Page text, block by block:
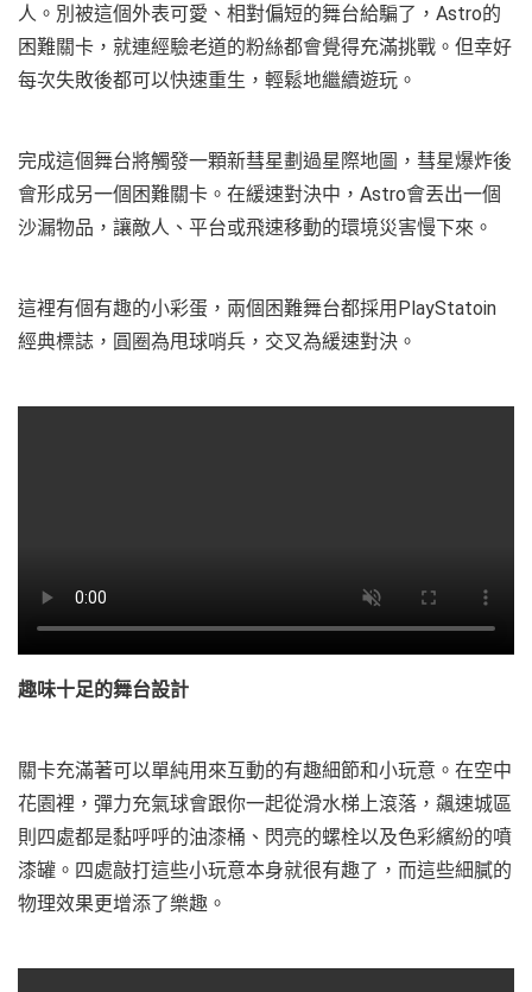
人。別被這個外表可愛、相對偏短的舞台給騙了，Astro的
困難關卡，就連經驗老道的粉絲都會覺得充滿挑戰。但幸好
每次失敗後都可以快速重生，輕鬆地繼續遊玩。
完成這個舞台將觸發一顆新彗星劃過星際地圖，彗星爆炸後
會形成另一個困難關卡。在緩速對決中，Astro會丟出一個
沙漏物品，讓敵人、平台或飛速移動的環境災害慢下來。
這裡有個有趣的小彩蛋，兩個困難舞台都採用PlayStatoin
經典標誌，圓圈為甩球哨兵，交叉為緩速對決。
趣味十足的舞台設計
關卡充滿著可以單純用來互動的有趣細節和小玩意。在空中
花園裡，彈力充氣球會跟你一起從滑水梯上滾落，飆速城區
則四處都是黏呼呼的油漆桶、閃亮的螺栓以及色彩繽紛的噴
漆罐。四處敲打這些小玩意本身就很有趣了，而這些細膩的
物理效果更增添了樂趣。